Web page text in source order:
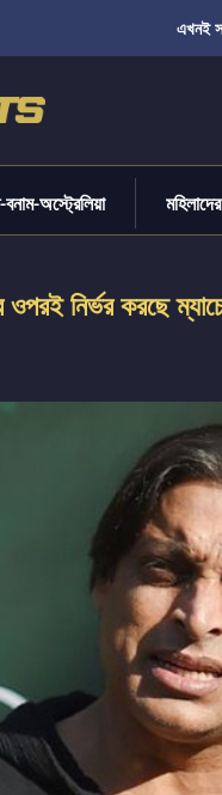
এখনই
অস্ট্রেলিয়া
ওপরই নির্ভর করছে